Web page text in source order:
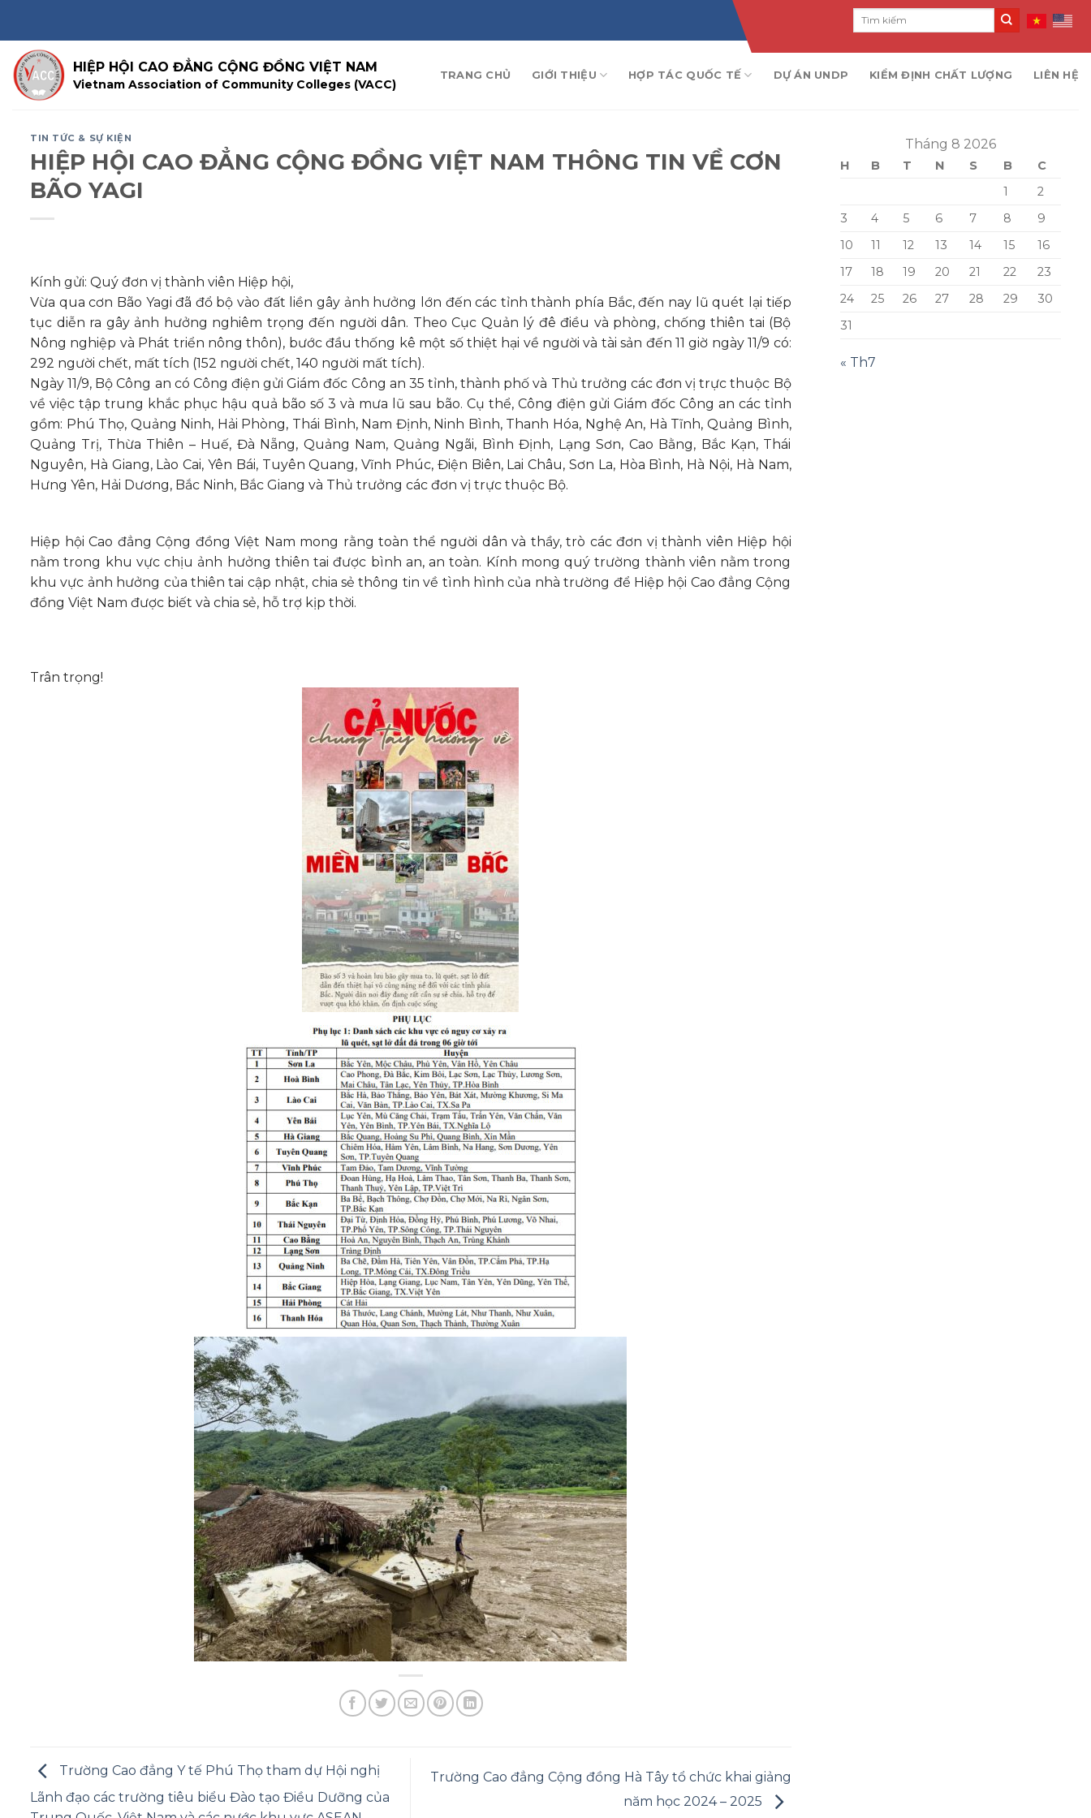
content
HIỆP HỘI CAO ĐẲNG CỘNG ĐỒNG VIỆT NAM
Vietnam Association of Community Colleges (VACC)
TRANG CHỦ GIỚI THIỆU HỢP TÁC QUỐC TẾ DỰ ÁN UNDP KIỂM ĐỊNH CHẤT LƯỢNG LIÊN HỆ
TIN TỨC & SỰ KIỆN
HIỆP HỘI CAO ĐẲNG CỘNG ĐỒNG VIỆT NAM THÔNG TIN VỀ CƠN
BÃO YAGI
Kính gửi: Quý đơn vị thành viên Hiệp hội,
Vừa qua cơn Bão Yagi đã đổ bộ vào đất liền gây ảnh hưởng lớn đến các tỉnh thành phía Bắc, đến nay lũ quét lại tiếp
tục diễn ra gây ảnh hưởng nghiêm trọng đến người dân. Theo Cục Quản lý đê điều và phòng, chống thiên tai (Bộ
Nông nghiệp và Phát triển nông thôn), bước đầu thống kê một số thiệt hại về người và tài sản đến 11 giờ ngày 11/9 có:
292 người chết, mất tích (152 người chết, 140 người mất tích).
Ngày 11/9, Bộ Công an có Công điện gửi Giám đốc Công an 35 tỉnh, thành phố và Thủ trưởng các đơn vị trực thuộc Bộ
về việc tập trung khắc phục hậu quả bão số 3 và mưa lũ sau bão. Cụ thể, Công điện gửi Giám đốc Công an các tỉnh
gồm: Phú Thọ, Quảng Ninh, Hải Phòng, Thái Bình, Nam Định, Ninh Bình, Thanh Hóa, Nghệ An, Hà Tĩnh, Quảng Bình,
Quảng Trị, Thừa Thiên – Huế, Đà Nẵng, Quảng Nam, Quảng Ngãi, Bình Định, Lạng Sơn, Cao Bằng, Bắc Kạn, Thái
Nguyên, Hà Giang, Lào Cai, Yên Bái, Tuyên Quang, Vĩnh Phúc, Điện Biên, Lai Châu, Sơn La, Hòa Bình, Hà Nội, Hà Nam,
Hưng Yên, Hải Dương, Bắc Ninh, Bắc Giang và Thủ trưởng các đơn vị trực thuộc Bộ.
Hiệp hội Cao đẳng Cộng đồng Việt Nam mong rằng toàn thể người dân và thầy, trò các đơn vị thành viên Hiệp hội
nằm trong khu vực chịu ảnh hưởng thiên tai được bình an, an toàn. Kính mong quý trường thành viên nằm trong
khu vực ảnh hưởng của thiên tai cập nhật, chia sẻ thông tin về tình hình của nhà trường để Hiệp hội Cao đẳng Cộng
đồng Việt Nam được biết và chia sẻ, hỗ trợ kịp thời.
Trân trọng!
Trường Cao đẳng Y tế Phú Thọ tham dự Hội nghị
Lãnh đạo các trường tiêu biểu Đào tạo Điều Dưỡng của
Trường Cao đẳng Cộng đồng Hà Tây tổ chức khai giảng
năm học 2024 – 2025
Tháng 8 2026
H B T N S B
C
1
2
3
4 5 6 7 8
9
10
11 12 13 14 15
16
17
18 19 20 21 22
23
24
25 26 27 28 29
30
31
« Th7